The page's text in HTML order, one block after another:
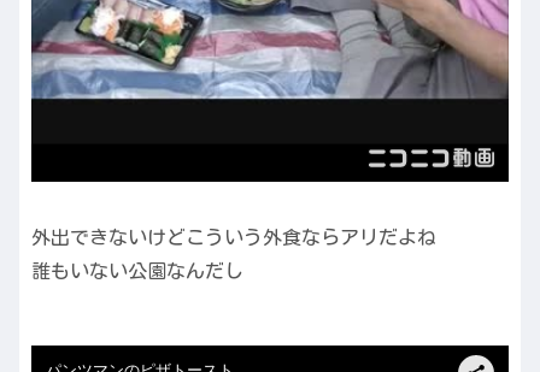
外出できないけどこういう外食ならアリだよね
誰もいない公園なんだし